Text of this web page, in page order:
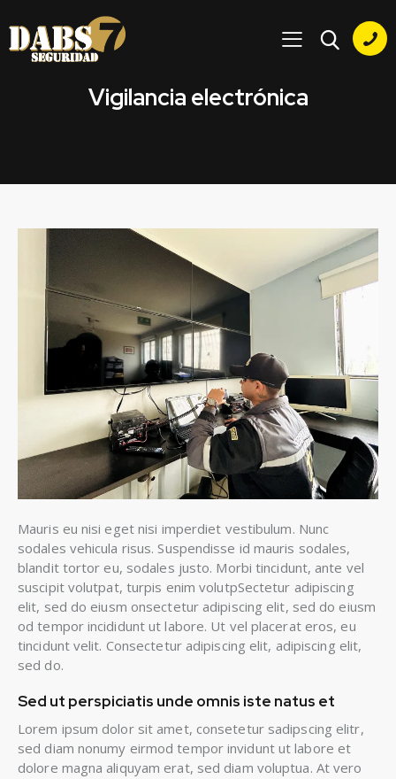
Vigilancia electrónica
Mauris eu nisi eget nisi imperdiet vestibulum. Nunc
sodales vehicula risus. Suspendisse id mauris sodales,
blandit tortor eu, sodales justo. Morbi tincidunt, ante vel
suscipit volutpat, turpis enim volutpSectetur adipiscing
elit, sed do eiusm onsectetur adipiscing elit, sed do eiusm
od tempor incididunt ut labore. Ut vel placerat eros, eu
tincidunt velit. Consectetur adipiscing elit, adipiscing elit,
sed do.
Sed ut perspiciatis unde omnis iste natus et
Lorem ipsum dolor sit amet, consetetur sadipscing elitr,
sed diam nonumy eirmod tempor invidunt ut labore et
dolore magna aliquyam erat, sed diam voluptua. At vero